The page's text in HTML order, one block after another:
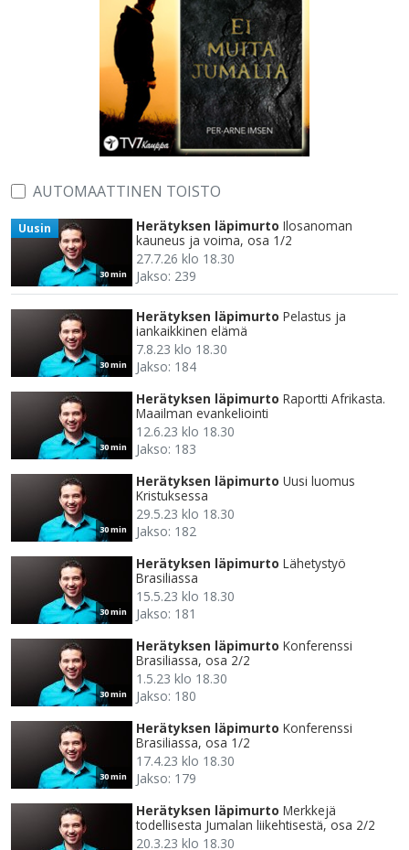
AUTOMAATTINEN TOISTO
30 min
Uusin Herätyksen läpimurto Ilosanoman
kauneus ja voima, osa 1/2
27.7.26 klo 18.30
Jakso: 239
30 min
Herätyksen läpimurto Pelastus ja
iankaikkinen elämä
7.8.23 klo 18.30
Jakso: 184
30 min
Herätyksen läpimurto Raportti Afrikasta.
Maailman evankeliointi
12.6.23 klo 18.30
Jakso: 183
30 min
Herätyksen läpimurto Uusi luomus
Kristuksessa
29.5.23 klo 18.30
Jakso: 182
30 min
Herätyksen läpimurto Lähetystyö
Brasiliassa
15.5.23 klo 18.30
Jakso: 181
30 min
Herätyksen läpimurto Konferenssi
Brasiliassa, osa 2/2
1.5.23 klo 18.30
Jakso: 180
30 min
Herätyksen läpimurto Konferenssi
Brasiliassa, osa 1/2
17.4.23 klo 18.30
Jakso: 179
Herätyksen läpimurto Merkkejä
todellisesta Jumalan liikehtisestä, osa 2/2
20.3.23 klo 18.30